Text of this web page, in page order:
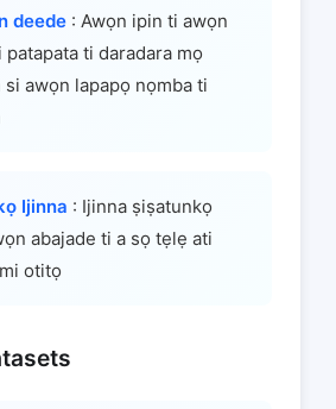
deede : Awọn ipin ti awọn
patapata ti daradara mọ
si awọn lapapọ nọmba ti
Ijinna : Ijinna ṣiṣatunkọ
abajade ti a sọ tẹlẹ ati
otitọ